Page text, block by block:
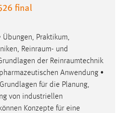
final
Praktikum,
Reinraum- und
der Reinraumtechnik
Anwendung •
für die Planung,
von industriellen
Konzepte für eine